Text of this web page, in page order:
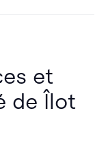
et
de Îlot